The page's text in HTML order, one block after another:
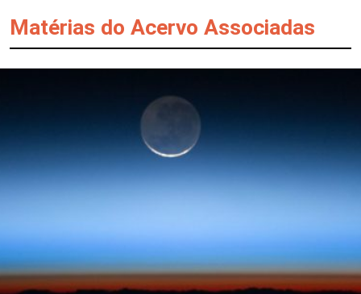
Matérias do Acervo Associadas